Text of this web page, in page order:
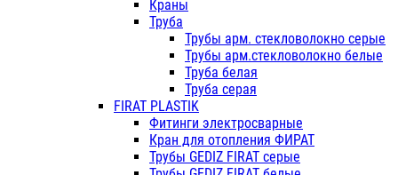
Краны
Труба
Трубы арм. стекловолокно серые
Трубы арм.стекловолокно белые
Труба белая
Труба серая
FIRAT PLASTIK
Фитинги электросварные
Кран для отопления ФИРАТ
Трубы GEDIZ FIRAT серые